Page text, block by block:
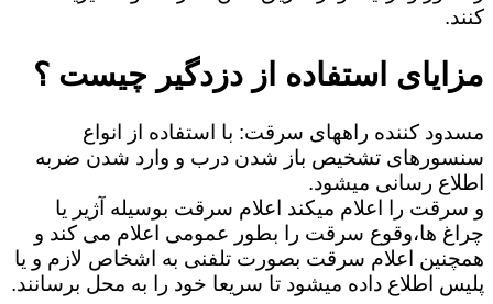
کنند.
مزایای استفاده از دزدگیر چیست ؟
مسدود کننده راههای سرقت: با استفاده از انواع
سنسورهای تشخیص باز شدن درب و وارد شدن ضربه
اطلاع رسانی میشود.
و سرقت را اعلام میکند اعلام سرقت بوسیله آژیر یا
چراغ ها،وقوع سرقت را بطور عمومی اعلام می کند و
همچنین اعلام سرقت بصورت تلفنی به اشخاص لازم و یا
پلیس اطلاع داده میشود تا سریعا خود را به محل برسانند.